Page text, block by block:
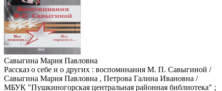
Савыгина Мария Павловна
Рассказ о себе и о других : воспоминания М. П. Савыгиной /
Савыгина Мария Павловна , Петрова Галина Ивановна /
МБУК "Пушкиногорская центральная районная библиотека" ;